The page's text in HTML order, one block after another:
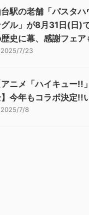
駅の老舗「パスタハ
グル」が8月31日(日)
史に幕、感謝フェア
2025/7/23
アニメ「ハイキュー!!
今年もコラボ決定!!
2025/7/8